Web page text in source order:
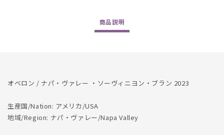
ら
や
商品説明
オベロン / ナパ・ヴァレー ・ソーヴィニヨン・ブラン 2023
生産国/Nation: アメリカ/USA
地域/Region: ナパ・ヴァレー/Napa Valley